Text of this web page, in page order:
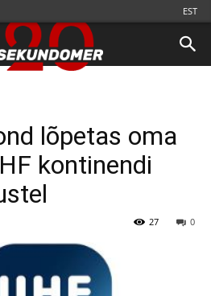
EST
lõpetas oma
kontinendi
0
27